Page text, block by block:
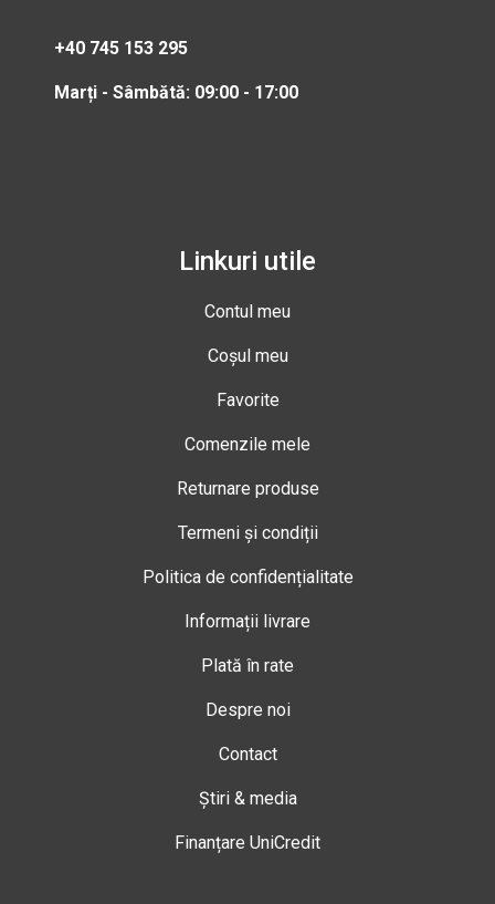
+40 745 153 295
Marți - Sâmbătă: 09:00 - 17:00
Linkuri utile
Contul meu
Coșul meu
Favorite
Comenzile mele
Returnare produse
Termeni și condiții
Politica de confidențialitate
Informații livrare
Plată în rate
Despre noi
Contact
Știri & media
Finanțare UniCredit